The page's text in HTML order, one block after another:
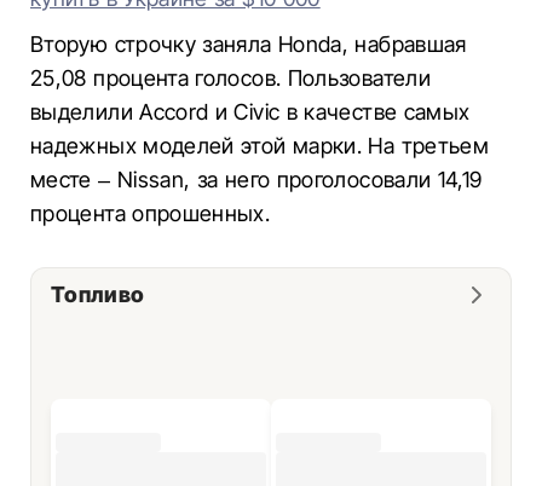
Вторую строчку заняла Honda, набравшая
25,08 процента голосов. Пользователи
выделили Accord и Civic в качестве самых
надежных моделей этой марки. На третьем
месте – Nissan, за него проголосовали 14,19
процента опрошенных.
Топливо